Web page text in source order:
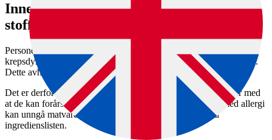
Inneholder insekter allergifremkallende
stoffer?
Personer som er allergiske mot for eksempel husstøvmidd eller
krepsdyr, kan få en allergisk kryss-reaksjon ved inntak av insekter.
Dette avhenger av hvilket insekt det er snakk om.
Det er derfor pålagt å merke matvarer som inneholder insekter med
at de kan forårsake allergiske reaksjoner, slik at personer med allergi
kan unngå matvaren. Denne merkingen skal stå like ved
ingredienslisten.